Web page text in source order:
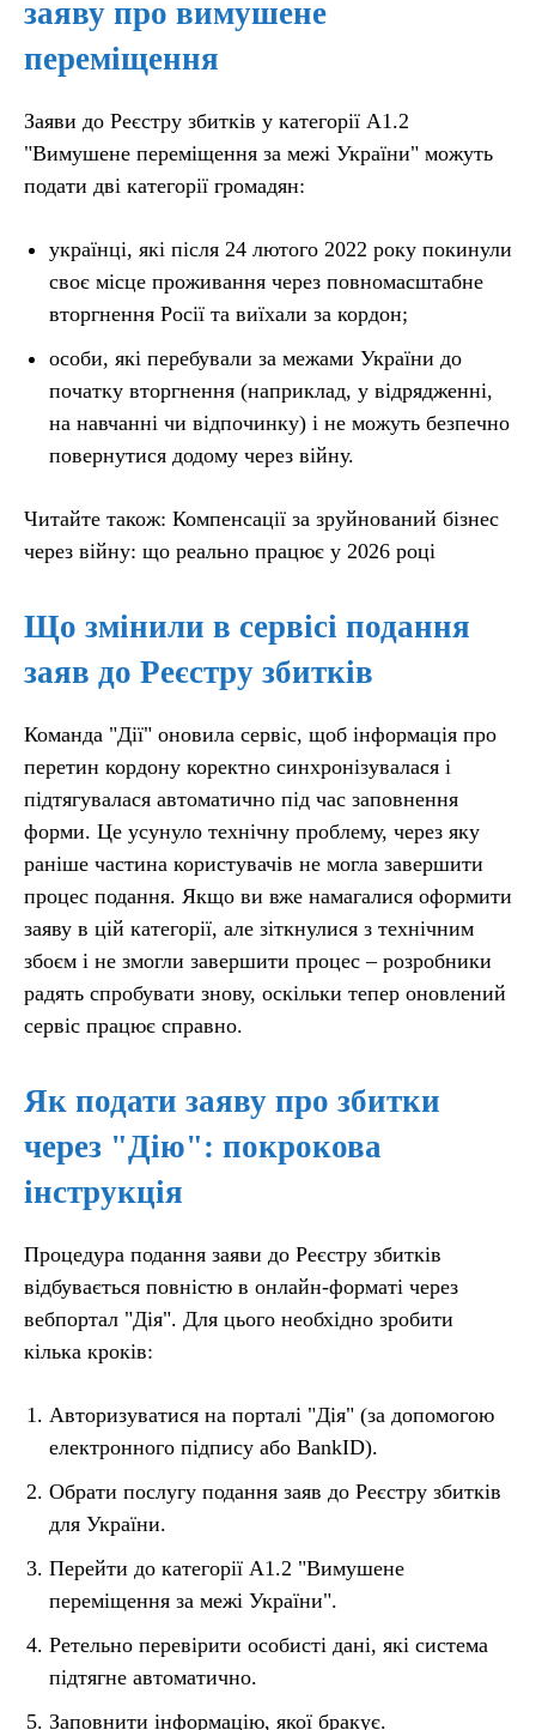
заяву про вимушене
переміщення
Заяви до Реєстру збитків у категорії A1.2
"Вимушене переміщення за межі України" можуть
подати дві категорії громадян:
українці, які після 24 лютого 2022 року покинули
своє місце проживання через повномасштабне
вторгнення Росії та виїхали за кордон;
особи, які перебували за межами України до
початку вторгнення (наприклад, у відрядженні,
на навчанні чи відпочинку) і не можуть безпечно
повернутися додому через війну.
Читайте також: Компенсації за зруйнований бізнес
через війну: що реально працює у 2026 році
Що змінили в сервісі подання
заяв до Реєстру збитків
Команда "Дії" оновила сервіс, щоб інформація про
перетин кордону коректно синхронізувалася і
підтягувалася автоматично під час заповнення
форми. Це усунуло технічну проблему, через яку
раніше частина користувачів не могла завершити
процес подання. Якщо ви вже намагалися оформити
заяву в цій категорії, але зіткнулися з технічним
збоєм і не змогли завершити процес – розробники
радять спробувати знову, оскільки тепер оновлений
сервіс працює справно.
Як подати заяву про збитки
через "Дію": покрокова
інструкція
Процедура подання заяви до Реєстру збитків
відбувається повністю в онлайн-форматі через
вебпортал "Дія". Для цього необхідно зробити
кілька кроків:
Авторизуватися на порталі "Дія" (за допомогою
електронного підпису або BankID).
Обрати послугу подання заяв до Реєстру збитків
для України.
Перейти до категорії A1.2 "Вимушене
переміщення за межі України".
Ретельно перевірити особисті дані, які система
підтягне автоматично.
Заповнити інформацію, якої бракує.